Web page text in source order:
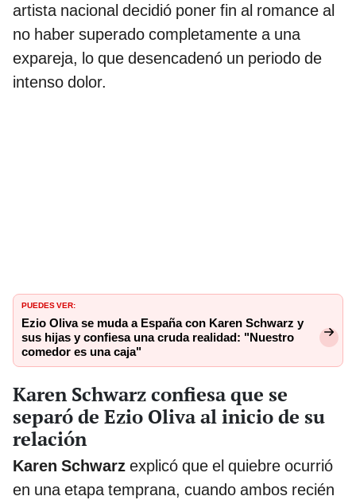
artista nacional decidió poner fin al romance al
no haber superado completamente a una
expareja, lo que desencadenó un periodo de
intenso dolor.
PUEDES VER:
Ezio Oliva se muda a España con Karen Schwarz y
sus hijas y confiesa una cruda realidad: "Nuestro
comedor es una caja"
Karen Schwarz confiesa que se
separó de Ezio Oliva al inicio de su
relación
Karen Schwarz explicó que el quiebre ocurrió
en una etapa temprana, cuando ambos recién